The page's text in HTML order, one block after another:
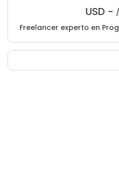
USD -
Freelancer experto en